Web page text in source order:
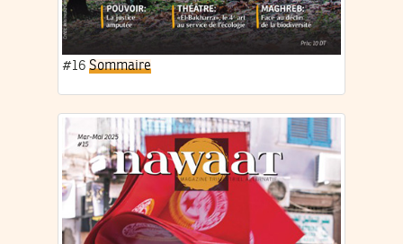
#16 Sommaire